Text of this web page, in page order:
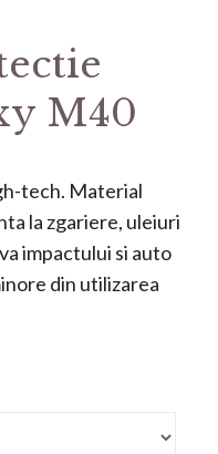
M40
tech. Material
la zgariere, uleiuri
impactului si auto
din utilizarea